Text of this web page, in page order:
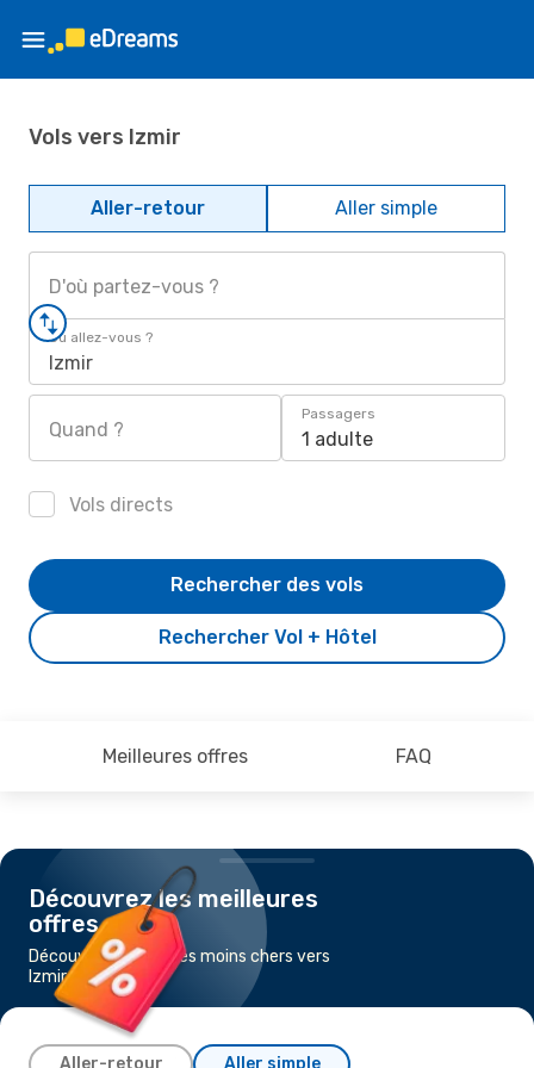
Vols vers Izmir
Aller-retour Aller simple
D'où partez-vous ?
Où allez-vous ?
Izmir
Quand ?
Passagers
1 adulte
Vols directs
Rechercher Vol + Hôtel
Rechercher des vols
Meilleures offres FAQ
Découvrez les meilleures
offres
Découvrez les vols les moins chers vers
Izmir
Aller-retour Aller simple